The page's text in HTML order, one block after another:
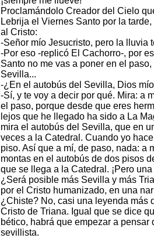
Proclamándolo Creador del Cielo
Lebrija el Viernes Santo por la
al Cristo:
-Señor mío Jesucristo, pero la lluvia
-Por eso -replicó El Cachorro-, por
Santo no me vas a poner en el
Sevilla...
-¿En el autobús del Sevilla, Dios
-Sí, y te voy a decir por qué. Mira: a
el paso, porque desde que eres
lejos que he llegado ha sido a La
mira el autobús del Sevilla, que en
veces a la Catedral. Cuando yo
piso. Así que a mí, de paso, nada: a
montas en el autobús de dos pisos
que se llega a la Catedral. ¡Pero
¿Será posible más Sevilla y más
por el Cristo humanizado, en una
¿Chiste? No, casi una leyenda más
Cristo de Triana. Igual que se dice
bético, habrá que empezar a pensar
sevillista.